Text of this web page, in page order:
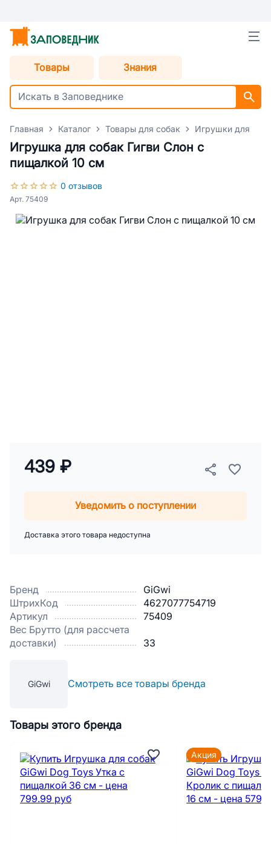
Товары Знания
Главная Каталог Товары для собак Игрушки для
Игрушка для собак Гигви Слон с
пищалкой 10 см
0 отзывов
Арт. 75409
Бренд
GiGwi
ШтрихКод
4627077754719
Артикул
75409
Вес Брутто (для рассчета
доставки)
33
GiGwi Смотреть все товары бренда
439 ₽
Уведомить о поступлении
Доставка этого товара недоступна
Товары этого бренда
Акция